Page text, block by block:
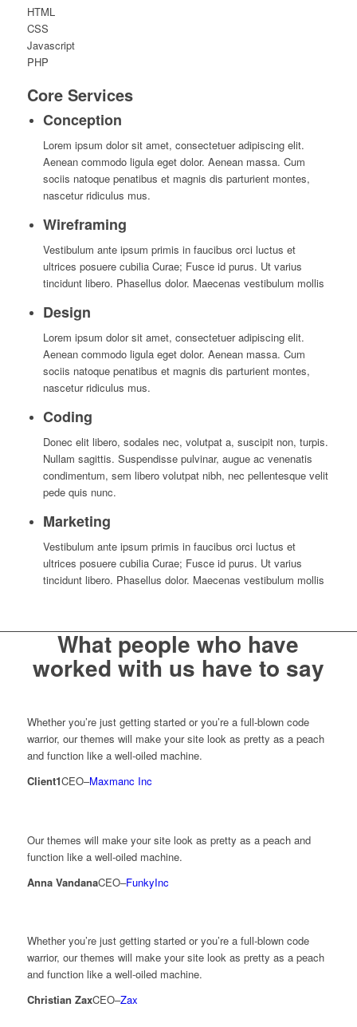
HTML
CSS
Javascript
PHP
Core Services
Conception
Lorem ipsum dolor sit amet, consectetuer adipiscing elit.
Aenean commodo ligula eget dolor. Aenean massa. Cum
sociis natoque penatibus et magnis dis parturient montes,
nascetur ridiculus mus.
Wireframing
Vestibulum ante ipsum primis in faucibus orci luctus et
ultrices posuere cubilia Curae; Fusce id purus. Ut varius
tincidunt libero. Phasellus dolor. Maecenas vestibulum mollis
Design
Lorem ipsum dolor sit amet, consectetuer adipiscing elit.
Aenean commodo ligula eget dolor. Aenean massa. Cum
sociis natoque penatibus et magnis dis parturient montes,
nascetur ridiculus mus.
Coding
Donec elit libero, sodales nec, volutpat a, suscipit non, turpis.
Nullam sagittis. Suspendisse pulvinar, augue ac venenatis
condimentum, sem libero volutpat nibh, nec pellentesque velit
pede quis nunc.
Marketing
Vestibulum ante ipsum primis in faucibus orci luctus et
ultrices posuere cubilia Curae; Fusce id purus. Ut varius
tincidunt libero. Phasellus dolor. Maecenas vestibulum mollis
What people who have
worked with us have to say
Whether you’re just getting started or you’re a full-blown code
warrior, our themes will make your site look as pretty as a peach
and function like a well-oiled machine.
Client1CEO–Maxmanc Inc
Our themes will make your site look as pretty as a peach and
function like a well-oiled machine.
Anna VandanaCEO–FunkyInc
Whether you’re just getting started or you’re a full-blown code
warrior, our themes will make your site look as pretty as a peach
and function like a well-oiled machine.
Christian ZaxCEO–Zax